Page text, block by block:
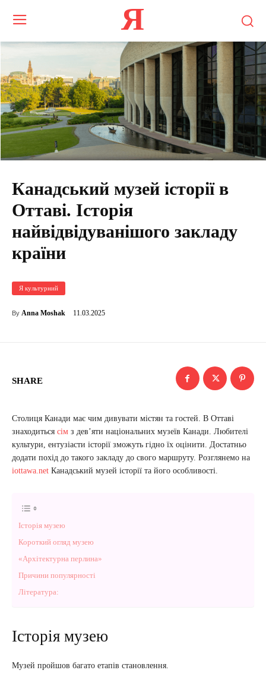
Я
Канадський музей історії в
Оттаві. Історія
найвідвідуванішого закладу
країни
Я культурний
By Anna Moshak 11.03.2025
SHARE
Столиця Канади має чим дивувати містян та гостей. В Оттаві
знаходиться сім з дев’яти національних музеїв Канади. Любителі
культури, ентузіасти історії зможуть гідно їх оцінити. Достатньо
додати похід до такого закладу до свого маршруту. Розглянемо на
iottawa.net Канадський музей історії та його особливості.
Історія музею
Короткий огляд музею
«Архітектурна перлина»
Причини популярності
Література:
Історія музею
Музей пройшов багато етапів становлення.